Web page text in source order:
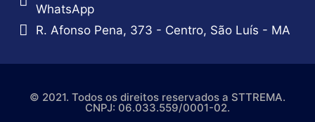
WhatsApp
R. Afonso Pena, 373 - Centro, São Luís - MA
© 2021. Todos os direitos reservados a STTREMA.
CNPJ: 06.033.559/0001-02.